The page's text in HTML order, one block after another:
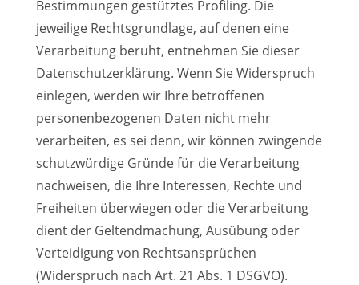
Bestimmungen gestütztes Profiling. Die
jeweilige Rechtsgrundlage, auf denen eine
Verarbeitung beruht, entnehmen Sie dieser
Datenschutzerklärung. Wenn Sie Widerspruch
einlegen, werden wir Ihre betroffenen
personenbezogenen Daten nicht mehr
verarbeiten, es sei denn, wir können zwingende
schutzwürdige Gründe für die Verarbeitung
nachweisen, die Ihre Interessen, Rechte und
Freiheiten überwiegen oder die Verarbeitung
dient der Geltendmachung, Ausübung oder
Verteidigung von Rechtsansprüchen
(Widerspruch nach Art. 21 Abs. 1 DSGVO).